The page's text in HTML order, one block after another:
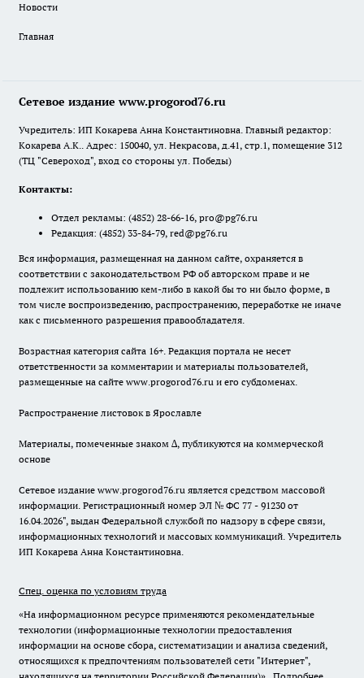
Новости
Главная
Сетевое издание www.progorod76.ru
Учредитель: ИП Кокарева Анна Константиновна. Главный редактор:
Кокарева А.К.. Адрес: 150040, ул. Некрасова, д.41, стр.1, помещение 312
(ТЦ "Североход", вход со стороны ул. Победы)
Контакты:
Отдел рекламы: (4852) 28-66-16, pro@pg76.ru
Редакция: (4852) 33-84-79, red@pg76.ru
Вся информация, размещенная на данном сайте, охраняется в
соответствии с законодательством РФ об авторском праве и не
подлежит использованию кем-либо в какой бы то ни было форме, в
том числе воспроизведению, распространению, переработке не иначе
как с письменного разрешения правообладателя.
Возрастная категория сайта 16+. Редакция портала не несет
ответственности за комментарии и материалы пользователей,
размещенные на сайте www.progorod76.ru и его субдоменах.
Распространение листовок в Ярославле
Материалы, помеченные знаком ∆, публикуются на коммерческой
основе
Сетевое издание www.progorod76.ru является средством массовой
информации. Регистрационный номер ЭЛ № ФС 77 - 91230 от
16.04.2026", выдан Федеральной службой по надзору в сфере связи,
информационных технологий и массовых коммуникаций. Учредитель
ИП Кокарева Анна Константиновна.
Спец. оценка по условиям труда
«На информационном ресурсе применяются рекомендательные
технологии (информационные технологии предоставления
информации на основе сбора, систематизации и анализа сведений,
относящихся к предпочтениям пользователей сети "Интернет",